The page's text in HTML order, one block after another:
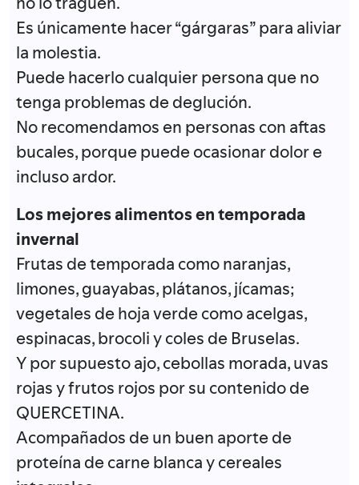
Es únicamente hacer “gárgaras” para aliviar
la molestia.
Puede hacerlo cualquier persona que no
tenga problemas de deglución.
No recomendamos en personas con aftas
bucales, porque puede ocasionar dolor e
incluso ardor.
Los mejores alimentos en temporada
invernal
Frutas de temporada como naranjas,
limones, guayabas, plátanos, jícamas;
vegetales de hoja verde como acelgas,
espinacas, brocoli y coles de Bruselas.
Y por supuesto ajo, cebollas morada, uvas
rojas y frutos rojos por su contenido de
QUERCETINA.
Acompañados de un buen aporte de
proteína de carne blanca y cereales